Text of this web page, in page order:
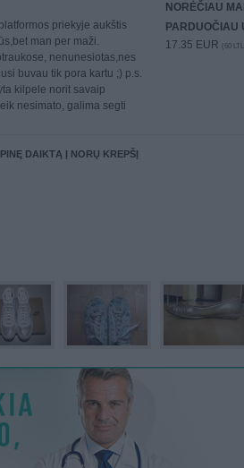
priekyje aukštis
man per maži.
nenunesiotas,nes
buvau tik pora kartu ;) p.s.
kilpele norit savaip
nesimato, galima segti
NORĖČIAU
PARDUOČIAU
17.35 EUR (60
DAIKTĄ Į NORŲ KREPŠĮ